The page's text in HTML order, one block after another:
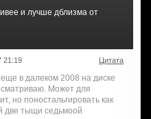
и лучше дблизма от
21:19 Цитата
в далеком 2008 на диске
Может для
но поностальгировать как
две тыщи седьмоой